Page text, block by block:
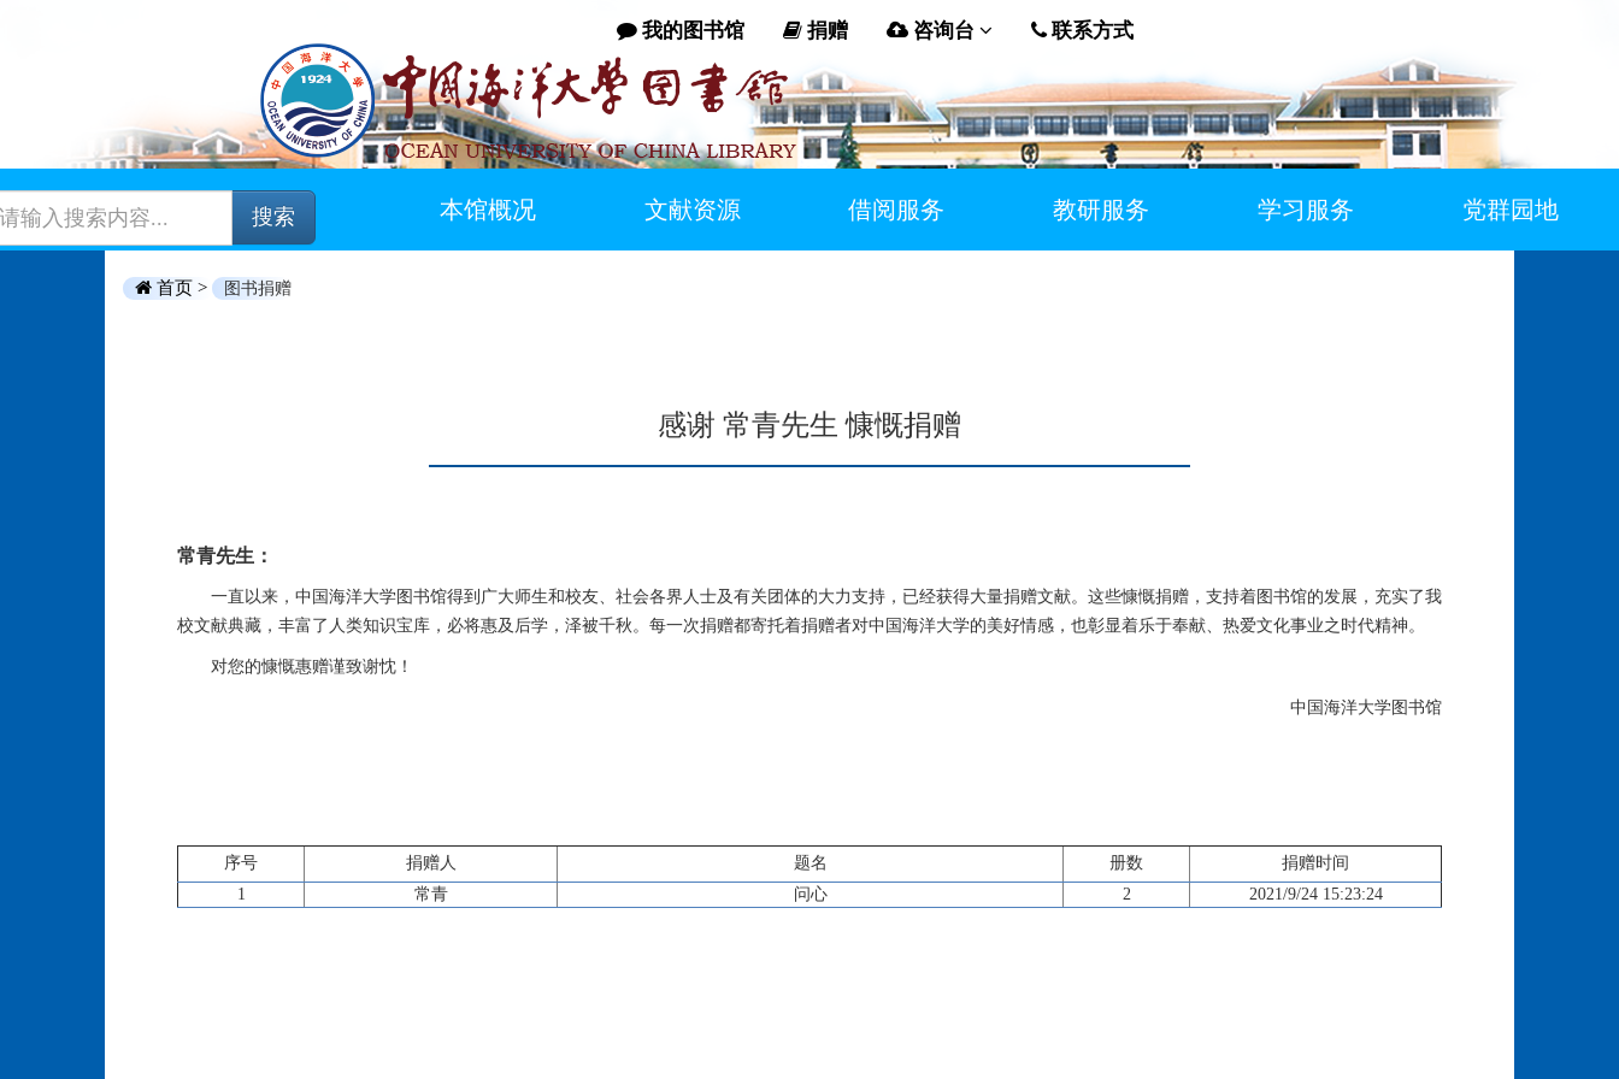
我的图书馆 捐赠 咨询台 联系方式
搜索 本馆概况 文献资源 借阅服务 教研服务 学习服务 党群园地
首页 > 图书捐赠
感谢 常青先生 慷慨捐赠
常青先生：
一直以来，中国海洋大学图书馆得到广大师生和校友、社会各界人士及有关团体的大力支持，已经获得大量捐赠文献。这些慷慨捐赠，支持着图书馆的发展，充实了我
校文献典藏，丰富了人类知识宝库，必将惠及后学，泽被千秋。每一次捐赠都寄托着捐赠者对中国海洋大学的美好情感，也彰显着乐于奉献、热爱文化事业之时代精神。
对您的慷慨惠赠谨致谢忱！
中国海洋大学图书馆
序号 捐赠人 题名 册数
捐赠时间
1
常青 问心 2 2021/9/24 15:23:24